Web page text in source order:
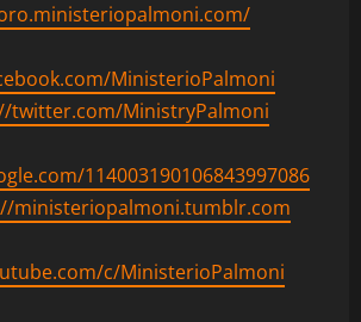
MinisterioPalmoni
twitter.com/MinistryPalmoni
114003190106843997086
ministeriopalmoni.tumblr.com
c/MinisterioPalmoni